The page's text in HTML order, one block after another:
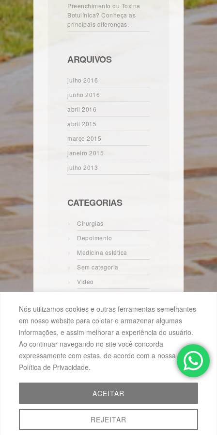
Nós utilizamos cookies e outras ferramentas semelhantes
em nosso website para coletar e armazenar algumas
informações, e assim melhorar a experiência do usuário.
Ao continuar navegando no site você concorda
expressamente com estas, de acordo com a nossa
Política de Privacidade.
REJEITAR
ACEITAR
Preenchimento ou Toxina
Botulínica? Conheça as
principais diferenças.
ARQUIVOS
julho 2016
junho 2016
abril 2016
abril 2015
março 2015
janeiro 2015
julho 2013
CATEGORIAS
Cirurgias
Depoimento
Medicina estética
Sem categoria
Video
COPYRIGHT 2014 - 2024